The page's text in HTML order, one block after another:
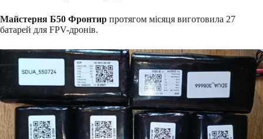
Майстерня Б50 Фронтир протягом місяця виготовила 27
батарей для FPV-дронів.